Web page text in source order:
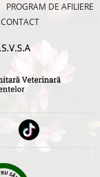
PROGRAM DE AFILIERE
CONTACT